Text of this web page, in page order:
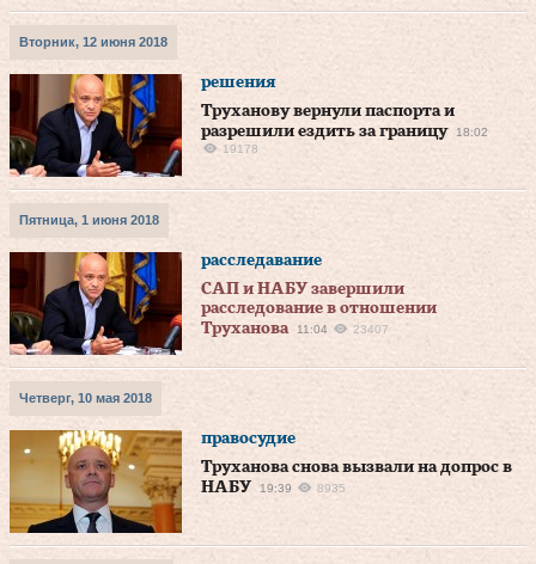
Вторник, 12 июня 2018
решения
Труханову вернули паспорта и
разрешили ездить за границу
18:02
19178
Пятница, 1 июня 2018
расследавание
САП и НАБУ завершили
расследование в отношении
Труханова
11:04 23407
Четверг, 10 мая 2018
правосудие
Труханова снова вызвали на допрос в
НАБУ
19:39 8935